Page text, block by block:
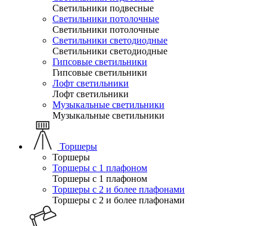
Светильники подвесные
Светильники потолочные
Светильники потолочные
Светильники светодиодные
Светильники светодиодные
Гипсовые светильники
Гипсовые светильники
Лофт светильники
Лофт светильники
Музыкальные светильники
Музыкальные светильники
Торшеры
Торшеры
Торшеры с 1 плафоном
Торшеры с 1 плафоном
Торшеры с 2 и более плафонами
Торшеры с 2 и более плафонами